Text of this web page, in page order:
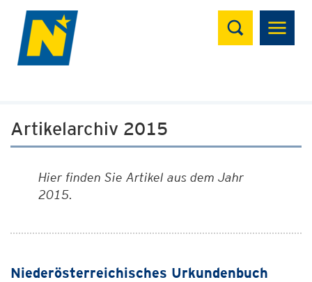
Suchen
Artikelarchiv 2015
Hier finden Sie Artikel aus dem Jahr
2015.
Niederösterreichisches Urkundenbuch